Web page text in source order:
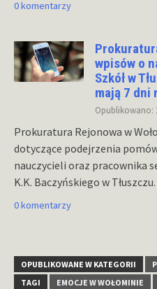
0 komentarzy
wpisów o
Szkół w
mają 7 dni
Opublikowano:
Prokuratura Rejonowa w
dotyczące podejrzenia
nauczycieli oraz pracownika
K.K. Baczyńskiego w
0 komentarzy
OPUBLIKOWANE W KATEGORII
TAGI
EMOCJE W WOŁOMINIE